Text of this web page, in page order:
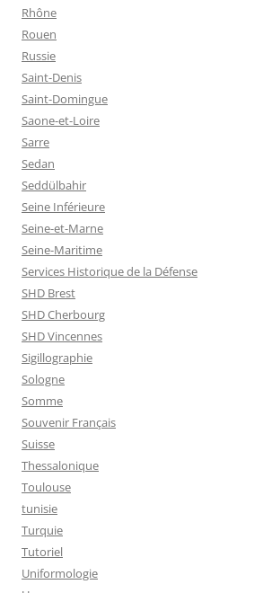
Rhône
Rouen
Russie
Saint-Denis
Saint-Domingue
Saone-et-Loire
Sarre
Sedan
Seddülbahir
Seine Inférieure
Seine-et-Marne
Seine-Maritime
Services Historique de la Défense
SHD Brest
SHD Cherbourg
SHD Vincennes
Sigillographie
Sologne
Somme
Souvenir Français
Suisse
Thessalonique
Toulouse
tunisie
Turquie
Tutoriel
Uniformologie